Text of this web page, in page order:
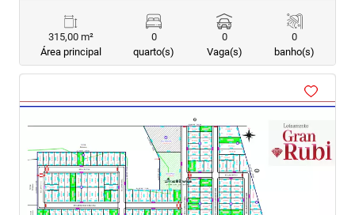
315,00 m²
Área principal
0
quarto(s)
0
Vaga(s)
0
banho(s)
‹Previous